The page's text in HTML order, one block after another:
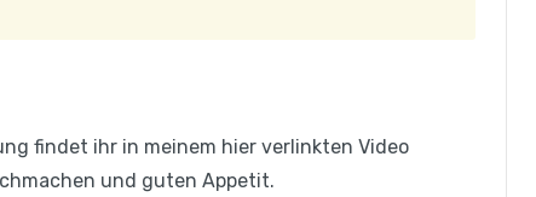
findet ihr in meinem hier verlinkten Video
und guten Appetit.